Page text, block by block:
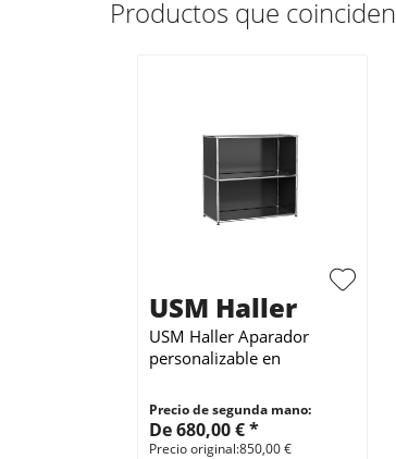
Productos que coinciden
USM Haller
USM Haller Aparador
personalizable en
Precio de segunda mano:
De 680,00 € *
Precio original:850,00 €